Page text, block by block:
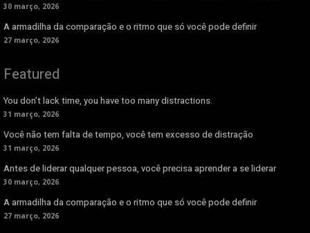
30 março, 2026
A armadilha da comparação e o ritmo que só você pode definir
27 março, 2026
Featured
You don’t lack time, you have too many distractions.
31 março, 2026
Você não tem falta de tempo, você tem excesso de distração
31 março, 2026
Antes de liderar qualquer pessoa, você precisa aprender a se liderar
30 março, 2026
A armadilha da comparação e o ritmo que só você pode definir
27 março, 2026